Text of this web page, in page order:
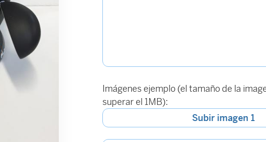
Imágenes ejemplo (el tamaño de la
superar el 1MB):
Subir imagen 1